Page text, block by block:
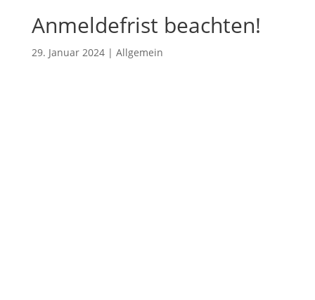
Anmeldefrist beachten!
29. Januar 2024| Allgemein